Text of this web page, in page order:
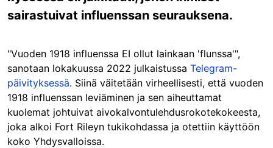
sairastuivat influenssan seurauksena.
"Vuoden 1918 influenssa EI ollut lainkaan 'flunssa'",
sanotaan lokakuussa 2022 julkaistussa Telegram-
päivityksessä. Siinä väitetään virheellisesti, että vuoden
1918 influenssan leviäminen ja sen aiheuttamat
kuolemat johtuivat aivokalvontulehdusrokotekokeesta,
joka alkoi Fort Rileyn tukikohdassa ja otettiin käyttöön
koko Yhdysvalloissa.